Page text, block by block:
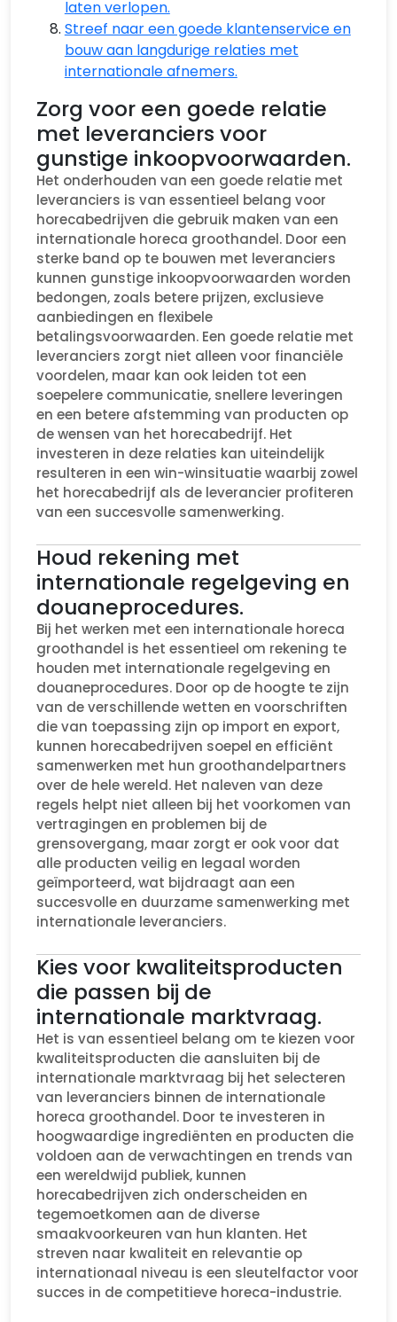
laten verlopen.
Streef naar een goede klantenservice en
bouw aan langdurige relaties met
internationale afnemers.
Zorg voor een goede relatie
met leveranciers voor
gunstige inkoopvoorwaarden.
Het onderhouden van een goede relatie met
leveranciers is van essentieel belang voor
horecabedrijven die gebruik maken van een
internationale horeca groothandel. Door een
sterke band op te bouwen met leveranciers
kunnen gunstige inkoopvoorwaarden worden
bedongen, zoals betere prijzen, exclusieve
aanbiedingen en flexibele
betalingsvoorwaarden. Een goede relatie met
leveranciers zorgt niet alleen voor financiële
voordelen, maar kan ook leiden tot een
soepelere communicatie, snellere leveringen
en een betere afstemming van producten op
de wensen van het horecabedrijf. Het
investeren in deze relaties kan uiteindelijk
resulteren in een win-winsituatie waarbij zowel
het horecabedrijf als de leverancier profiteren
van een succesvolle samenwerking.
Houd rekening met
internationale regelgeving en
douaneprocedures.
Bij het werken met een internationale horeca
groothandel is het essentieel om rekening te
houden met internationale regelgeving en
douaneprocedures. Door op de hoogte te zijn
van de verschillende wetten en voorschriften
die van toepassing zijn op import en export,
kunnen horecabedrijven soepel en efficiënt
samenwerken met hun groothandelpartners
over de hele wereld. Het naleven van deze
regels helpt niet alleen bij het voorkomen van
vertragingen en problemen bij de
grensovergang, maar zorgt er ook voor dat
alle producten veilig en legaal worden
geïmporteerd, wat bijdraagt aan een
succesvolle en duurzame samenwerking met
internationale leveranciers.
Kies voor kwaliteitsproducten
die passen bij de
internationale marktvraag.
Het is van essentieel belang om te kiezen voor
kwaliteitsproducten die aansluiten bij de
internationale marktvraag bij het selecteren
van leveranciers binnen de internationale
horeca groothandel. Door te investeren in
hoogwaardige ingrediënten en producten die
voldoen aan de verwachtingen en trends van
een wereldwijd publiek, kunnen
horecabedrijven zich onderscheiden en
tegemoetkomen aan de diverse
smaakvoorkeuren van hun klanten. Het
streven naar kwaliteit en relevantie op
internationaal niveau is een sleutelfactor voor
succes in de competitieve horeca-industrie.